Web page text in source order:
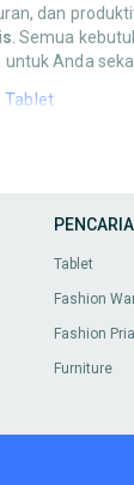
dan
. Semua
Anda
Tablet
Anda
Anda lewat
Tablet
Fashion
Fashion Pria
Furniture